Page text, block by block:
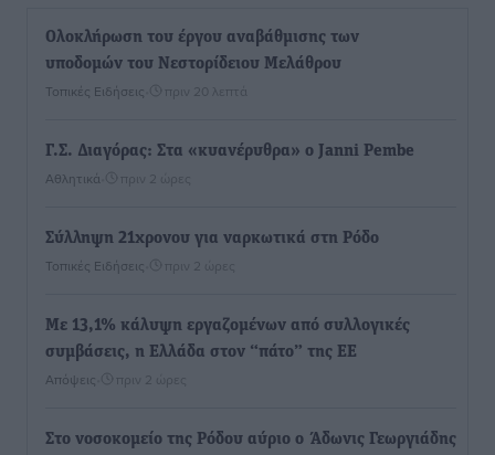
Ολοκλήρωση του έργου αναβάθμισης των
υποδομών του Νεστορίδειου Μελάθρου
Τοπικές Ειδήσεις πριν 20 λεπτά
Γ.Σ. Διαγόρας: Στα «κυανέρυθρα» ο Janni Pembe
Αθλητικά πριν 2 ώρες
Σύλληψη 21χρονου για ναρκωτικά στη Ρόδο
Τοπικές Ειδήσεις πριν 2 ώρες
Με 13,1% κάλυψη εργαζομένων από συλλογικές
συμβάσεις, η Ελλάδα στον “πάτο” της ΕΕ
Απόψεις πριν 2 ώρες
Στο νοσοκομείο της Ρόδου αύριο ο Άδωνις Γεωργιάδης